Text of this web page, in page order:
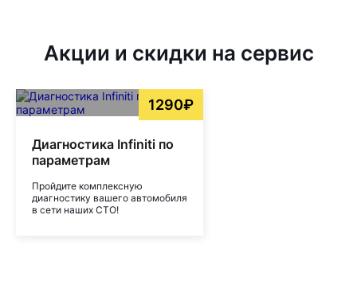
Акции и скидки на сервис
1290₽
Диагностика Infiniti по
параметрам
Пройдите комплексную
диагностику вашего автомобиля
в сети наших СТО!